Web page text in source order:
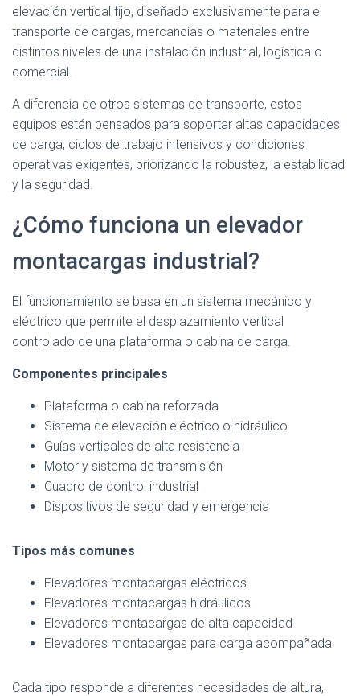
elevación vertical fijo, diseñado exclusivamente para el
transporte de cargas, mercancías o materiales entre
distintos niveles de una instalación industrial, logística o
comercial.
A diferencia de otros sistemas de transporte, estos
equipos están pensados para soportar altas capacidades
de carga, ciclos de trabajo intensivos y condiciones
operativas exigentes, priorizando la robustez, la estabilidad
y la seguridad.
¿Cómo funciona un elevador
montacargas industrial?
El funcionamiento se basa en un sistema mecánico y
eléctrico que permite el desplazamiento vertical
controlado de una plataforma o cabina de carga.
Componentes principales
Plataforma o cabina reforzada
Sistema de elevación eléctrico o hidráulico
Guías verticales de alta resistencia
Motor y sistema de transmisión
Cuadro de control industrial
Dispositivos de seguridad y emergencia
Tipos más comunes
Elevadores montacargas eléctricos
Elevadores montacargas hidráulicos
Elevadores montacargas de alta capacidad
Elevadores montacargas para carga acompañada
Cada tipo responde a diferentes necesidades de altura,